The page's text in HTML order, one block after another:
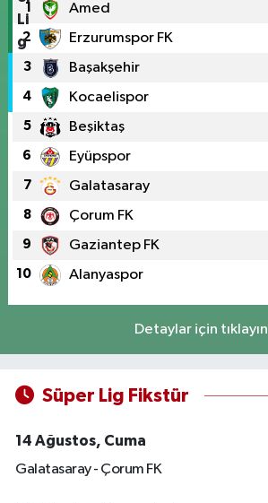
1 Amed
2 Erzurumspor FK
3 Başakşehir
4 Kocaelispor
5 Beşiktaş
6 Eyüpspor
7 Galatasaray
8 Çorum FK
9 Gaziantep FK
10 Alanyaspor
Detaylar için tıklayın
Süper Lig Fikstür
14 Ağustos, Cuma
Galatasaray - Çorum FK